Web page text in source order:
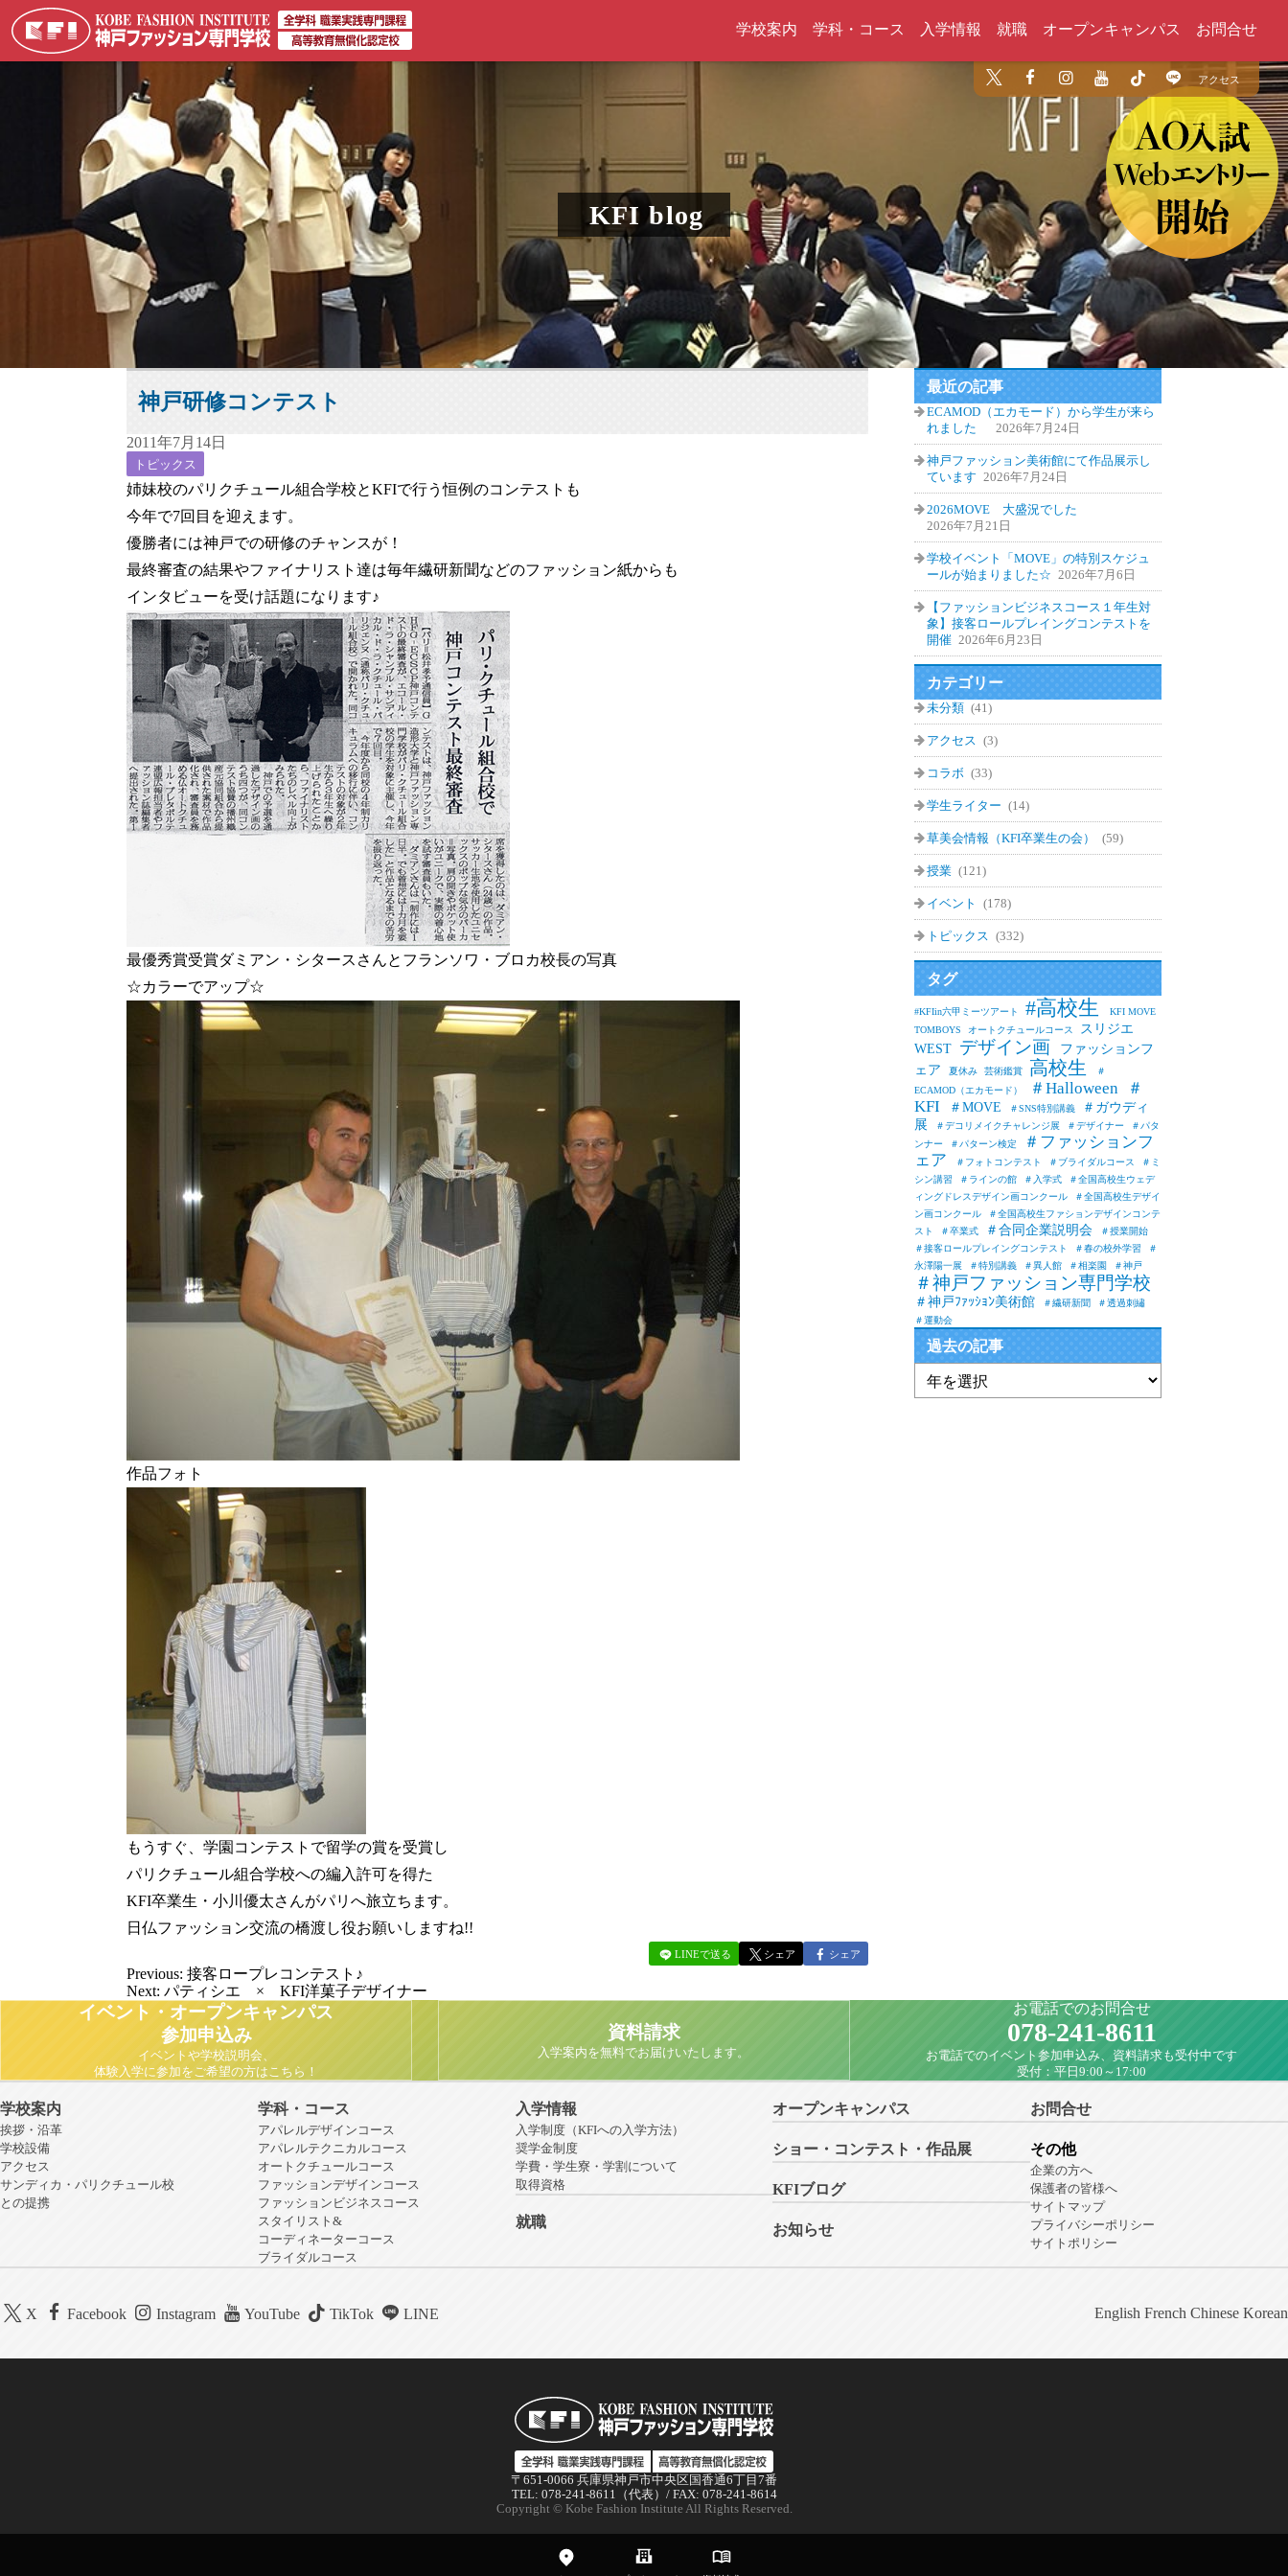
学校案内 学科・コース 入学情報 就職 オープンキャンパス お問合せ
アクセス
KFI blog
神戸研修コンテスト
2011年7月14日
トピックス
姉妹校のパリクチュール組合学校とKFIで行う恒例のコンテストも
今年で7回目を迎えます。
優勝者には神戸での研修のチャンスが！
最終審査の結果やファイナリスト達は毎年繊研新聞などのファッション紙からも
インタビューを受け話題になります♪
最優秀賞受賞ダミアン・シタースさんとフランソワ・ブロカ校長の写真
☆カラーでアップ☆
作品フォト
もうすぐ、学園コンテストで留学の賞を受賞し
パリクチュール組合学校への編入許可を得た
KFI卒業生・小川優太さんがパリへ旅立ちます。
日仏ファッション交流の橋渡し役お願いしますね!!
LINEで送る シェア シェア
Previous: 接客ロープレコンテスト♪
Next: パティシエ × KFI洋菓子デザイナー
最近の記事
ECAMOD（エカモード）から学生が来ら
れました
2026年7月24日
神戸ファッション美術館にて作品展示し
ています 2026年7月24日
2026MOVE 大盛況でした
2026年7月21日
学校イベント「MOVE」の特別スケジュ
ールが始まりました☆ 2026年7月6日
【ファッションビジネスコース１年生対
象】接客ロールプレイングコンテストを
開催 2026年6月23日
カテゴリー
未分類 (41)
アクセス (3)
コラボ (33)
学生ライター (14)
草美会情報（KFI卒業生の会） (59)
授業 (121)
イベント (178)
トピックス (332)
タグ
#KFIin六甲ミーツアート #高校生
KFI MOVE
TOMBOYS
オートクチュールコース
スリジエ
WEST デザイン画
ファッションフ
ェア
夏休み 芸術鑑賞 高校生
＃
ECAMOD（エカモード）
＃Halloween
＃
KFI
＃MOVE ＃SNS特別講義
＃ガウディ
展
＃デコリメイクチャレンジ展 ＃デザイナー
＃パタ
ンナー
＃パターン検定
＃ファッションフ
ェア
＃フォトコンテスト ＃ブライダルコース
＃ミ
シン講習
＃ラインの館 ＃入学式
＃全国高校生ウェデ
ィングドレスデザイン画コンクール
＃全国高校生デザイ
ン画コンクール
＃全国高校生ファションデザインコンテ
スト
＃卒業式 ＃合同企業説明会
＃授業開始
＃接客ロールプレイングコンテスト
＃春の校外学習
＃
永澤陽一展
＃特別講義 ＃異人館 ＃相楽園 ＃神戸
＃神戸ファッション専門学校
＃神戸ﾌｧｯｼｮﾝ美術館 ＃繊研新聞
＃透過刺繡
＃運動会
過去の記事
イベント・オープンキャンパス
参加申込み
イベントや学校説明会、
体験入学に参加をご希望の方はこちら！
資料請求
入学案内を無料でお届けいたします。
お電話でのお問合せ
078-241-8611
お電話でのイベント参加申込み、資料請求も受付中です
受付：平日9:00～17:00
学校案内
挨拶・沿革
学校設備
アクセス
サンディカ・パリクチュール校
との提携
学科・コース
アパレルデザインコース
アパレルテクニカルコース
オートクチュールコース
ファッションデザインコース
ファッションビジネスコース
スタイリスト&
コーディネーターコース
ブライダルコース
入学情報
入学制度（KFIへの入学方法）
奨学金制度
学費・学生寮・学割について
取得資格
就職
オープンキャンパス
ショー・コンテスト・作品展
KFIブログ
お知らせ
お問合せ
その他
企業の方へ
保護者の皆様へ
サイトマップ
プライバシーポリシー
サイトポリシー
X Facebook Instagram YouTube TikTok LINE English French Chinese Korean
〒651-0066 兵庫県神戸市中央区国香通6丁目7番
TEL: 078-241-8611（代表）/ FAX: 078-241-8614
Copyright © Kobe Fashion Institute All Rights Reserved.